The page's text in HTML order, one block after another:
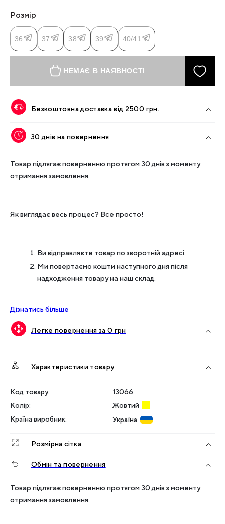
Розмір
36 37 38 39 40/41
НЕМАЄ В НАЯВНОСТІ
Безкоштовна доставка від 2500 грн.
30 днів на повернення
Товар підлягає поверненню протягом 30 днів з моменту
отримання замовлення.
Як виглядає весь процес? Все просто!
Ви відправляєте товар по зворотній адресі.
Ми повертаємо кошти наступного дня після
надходження товару на наш склад.
Дізнатись більше
Легке повернення за 0 грн
Характеристики товару
Код товару:
13066
Колір:
Жовтий
Країна виробник: Україна
Розмірна сітка
Обмін та повернення
Товар підлягає поверненню протягом 30 днів з моменту
отримання замовлення.